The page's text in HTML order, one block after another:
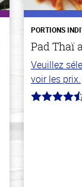
PORTIONS
Pad Thaï
Veuillez
voir les prix.
4.3